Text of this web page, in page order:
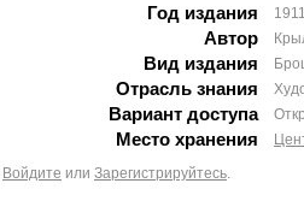
Год издания
Автор
Вид издания
Отрасль знания
Вариант доступа
Место хранения
Войдите или Зарегистрируйтесь.